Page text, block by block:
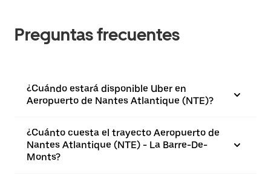
Preguntas frecuentes
¿Cuándo estará disponible Uber en
Aeropuerto de Nantes Atlantique (NTE)?
¿Cuánto cuesta el trayecto Aeropuerto de
Nantes Atlantique (NTE) - La Barre-De-
Monts?